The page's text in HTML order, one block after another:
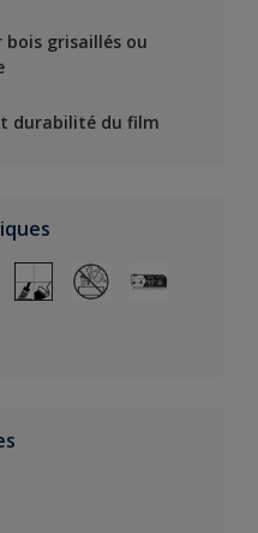
grisaillés ou
durabilité du film